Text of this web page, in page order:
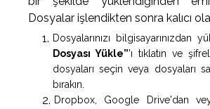
Dosyalar işlendikten sonra kalıcı
Dosyalarınızı bilgisayarınızdan
Dosyası Yükle”'ı tıklatın ve
dosyaları seçin veya dosyaları
bırakın.
Dropbox, Google Drive'dan